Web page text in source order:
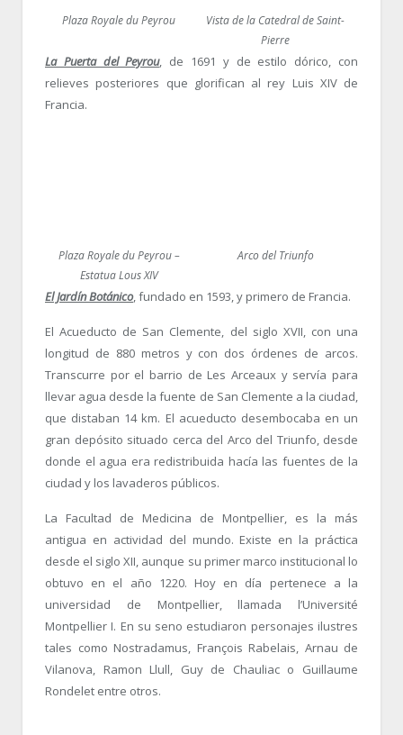
Plaza Royale du Peyrou
Vista de la Catedral de Saint-
Pierre
La Puerta del Peyrou, de 1691 y de estilo dórico, con
relieves posteriores que glorifican al rey Luis XIV de
Francia.
Plaza Royale du Peyrou –
Estatua Lous XIV
Arco del Triunfo
El Jardín Botánico, fundado en 1593, y primero de Francia.
El Acueducto de San Clemente, del siglo XVII, con una
longitud de 880 metros y con dos órdenes de arcos.
Transcurre por el barrio de Les Arceaux y servía para
llevar agua desde la fuente de San Clemente a la ciudad,
que distaban 14 km. El acueducto desembocaba en un
gran depósito situado cerca del Arco del Triunfo, desde
donde el agua era redistribuida hacía las fuentes de la
ciudad y los lavaderos públicos.
La Facultad de Medicina de Montpellier, es la más
antigua en actividad del mundo. Existe en la práctica
desde el siglo XII, aunque su primer marco institucional lo
obtuvo en el año 1220. Hoy en día pertenece a la
universidad de Montpellier, llamada l’Université
Montpellier I. En su seno estudiaron personajes ilustres
tales como Nostradamus, François Rabelais, Arnau de
Vilanova, Ramon Llull, Guy de Chauliac o Guillaume
Rondelet entre otros.